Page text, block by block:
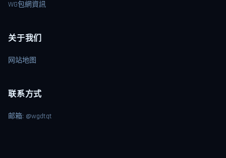
WG包網資訊
关于我们
网站地图
联系方式
邮箱: @wgdtqt